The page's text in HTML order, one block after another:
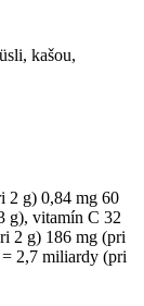
kašou,
2 g) 0,84 mg 60
g), vitamín C 32
2 g) 186 mg (pri
2,7 miliardy (pri